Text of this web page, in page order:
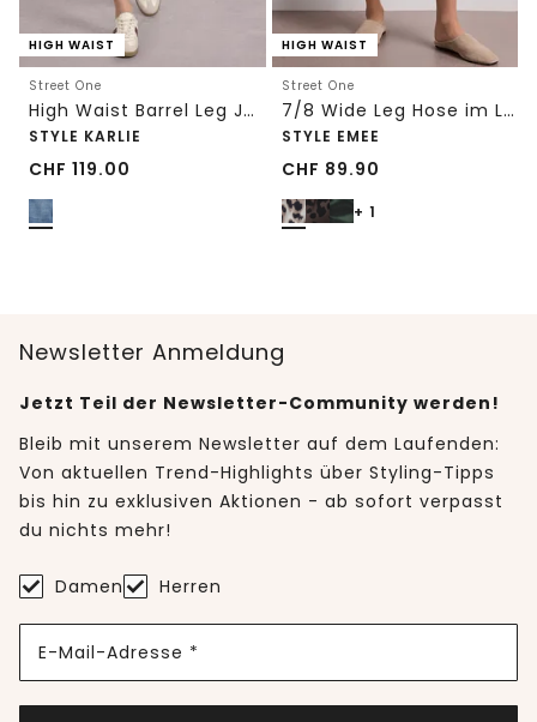
HIGH WAIST
Street One
High Waist Barrel Leg Jeans im Loose Fit
STYLE KARLIE
CHF 119.00
HIGH WAIST
Street One
7/8 Wide Leg Hose im Loose Fit mit Print
STYLE EMEE
CHF 89.90
+ 1
Newsletter Anmeldung
Jetzt Teil der Newsletter-Community werden!
Bleib mit unserem Newsletter auf dem Laufenden:
Von aktuellen Trend-Highlights über Styling-Tipps
bis hin zu exklusiven Aktionen - ab sofort verpasst
du nichts mehr!
Damen Herren
E-Mail-Adresse *